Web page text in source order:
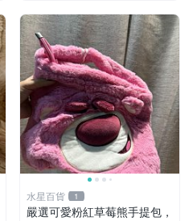
水星百貨 1
嚴選可愛粉紅草莓熊手提包，